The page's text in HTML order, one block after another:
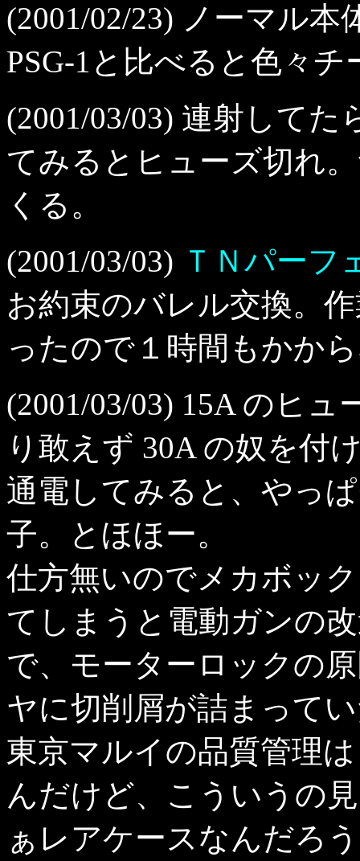
(2001/02/23) ノーマル
PSG-1と比べると色々
(2001/03/03) 連射して
てみるとヒューズ切れ
くる。
(2001/03/03) ＴＮパーフ
お約束のバレル交換。
ったので１時間もかか
(2001/03/03) 15A のヒ
り敢えず 30A の奴を付
通電してみると、やっ
子。とほほー。
仕方無いのでメカボッ
てしまうと電動ガンの
で、モーターロックの
ヤに切削屑が詰まって
東京マルイの品質管理
んだけど、こういうの
ぁレアケースなんだろ